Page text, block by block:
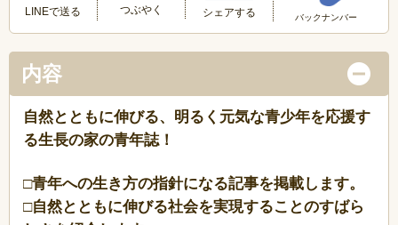
LINEで送る つぶやく シェアする バックナンバー
内容
自然とともに伸びる、明るく元気な青少年を応援す
る生長の家の青年誌！
□青年への生き方の指針になる記事を掲載します。
□自然とともに伸びる社会を実現することのすばら